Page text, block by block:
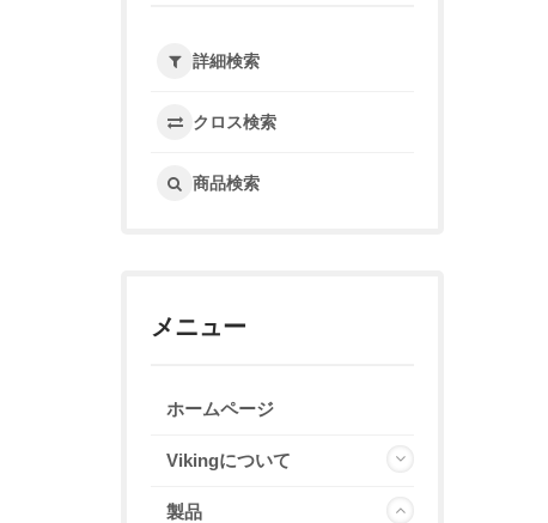
詳細検索
クロス検索
商品検索
メニュー
ホームページ
Vikingについて
製品